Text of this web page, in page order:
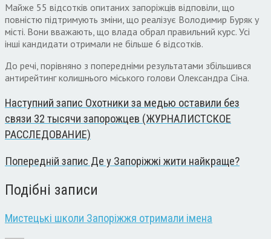
Майже 55 відсотків опитаних запоріжців відповіли, що
повністю підтримують зміни, що реалізує Володимир Буряк у
місті. Вони вважають, що влада обрал правильний курс. Усі
інші кандидати отримали не більше 6 відсотків.
До речі, порівняно з попередніми результатами збільшився
антирейтинг колишнього міського голови Олександра Сіна.
Наступний запис Охотники за медью оставили без
связи 32 тысячи запорожцев (ЖУРНАЛИСТСКОЕ
РАССЛЕДОВАНИЕ)
Попередній запис Де у Запоріжжі жити найкраще?
Подібні записи
Мистецькі школи Запоріжжя отримали імена